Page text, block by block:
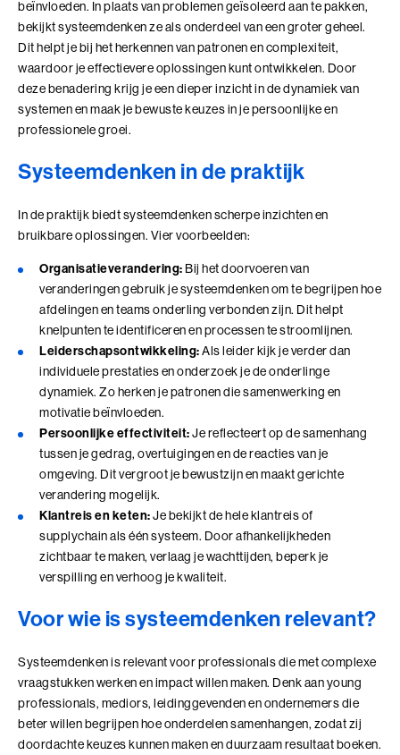
Thema's
Communicatie
Invloed en verandermanagement
Leiderschap
Persoonlijke ontwikkeling
NIEUW
Leiderschap, Mens en Technologie
Verdiep je leiderschap in relatie tot technologie, AI
en strategie
Ontwikkel oordeelsvermogen in complexe
vraagstukken waar mens en technologie
samenkomen
Leer technologie verbinden aan de koers, inrichting
en doel van je organisatie
Voor leiders en strategische professionals die
richting geven aan een organisatiecontext die door
technologie verandert
4 modules in 7 dagen
10+ jaar werkervaring
Alle trainingen
Authentiek Profileren
Authentiek Profileren (BaakBoost)
Beïnvloeden, Leiden, Positioneren
Young Talent
Professionals
Professionele vaardigheden
Teams
Stevige basis voor leiderschap
Cultuur en leiderschapsontwikkeling
Maatschappelijke impact
Benieuwd wat we voor jouw organisatie
kunnen betekenen?
Plan eenvoudig een vrijblijvend adviesgesprek in en dan
verkennen we samen de mogelijkheden die passen bij
jouw vraag of organisatie.
Adviesgesprek Incompany
Personal Coaching
Executive Coaching
Loopbaancoaching
Keuzes maken: Reflact-now
Coach opleidingen
De Teamcoach
Informatiebijeenkomst
Missie en visie
Locaties
Onze mensen
Positieve impact
Leerfilosofie
Wij zoeken collega's
Kom jij ons team versterken?
Bekijk onze vacatures
Adviesgesprek Incompany
Veelgestelde vragen
Pers of samenwerkingen
Bezoek ons in Noordwijk of Driebergen
Adresgegevens
beïnvloeden. In plaats van problemen geïsoleerd aan te pakken,
bekijkt systeemdenken ze als onderdeel van een groter geheel.
Dit helpt je bij het herkennen van patronen en complexiteit,
waardoor je effectievere oplossingen kunt ontwikkelen. Door
deze benadering krijg je een dieper inzicht in de dynamiek van
systemen en maak je bewuste keuzes in je persoonlijke en
professionele groei.
Systeemdenken in de praktijk
In de praktijk biedt systeemdenken scherpe inzichten en
bruikbare oplossingen. Vier voorbeelden:
Organisatieverandering: Bij het doorvoeren van
veranderingen gebruik je systeemdenken om te begrijpen hoe
afdelingen en teams onderling verbonden zijn. Dit helpt
knelpunten te identificeren en processen te stroomlijnen.
Leiderschapsontwikkeling:Als leider kijk je verder dan
individuele prestaties en onderzoek je de onderlinge
dynamiek. Zo herken je patronen die samenwerking en
motivatie beïnvloeden.
Persoonlijke effectiviteit:Je reflecteert op de samenhang
tussen je gedrag, overtuigingen en de reacties van je
omgeving. Dit vergroot je bewustzijn en maakt gerichte
verandering mogelijk.
Klantreis en keten:Je bekijkt de hele klantreis of
supplychain als één systeem. Door afhankelijkheden
zichtbaar te maken, verlaag je wachttijden, beperk je
verspilling en verhoog je kwaliteit.
Voor wie is systeemdenken relevant?
Systeemdenken is relevant voor professionals die met complexe
vraagstukken werken en impact willen maken. Denk aan young
professionals, mediors, leidinggevenden en ondernemers die
beter willen begrijpen hoe onderdelen samenhangen, zodat zij
doordachte keuzes kunnen maken en duurzaam resultaat boeken.